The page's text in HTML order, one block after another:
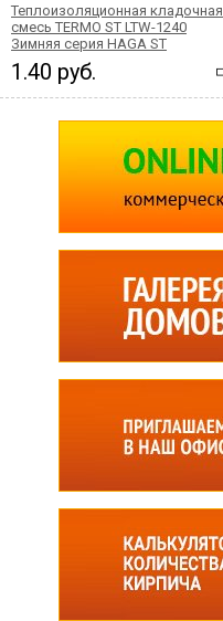
Теплоизоляционная кладочная
смесь TERMO ST LTW-1240
Зимняя серия HAGA ST
1.40 руб.